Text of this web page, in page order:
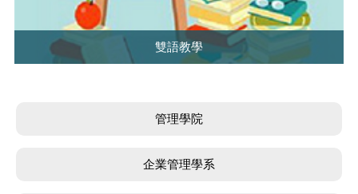
雙語教學
管理學院
企業管理學系